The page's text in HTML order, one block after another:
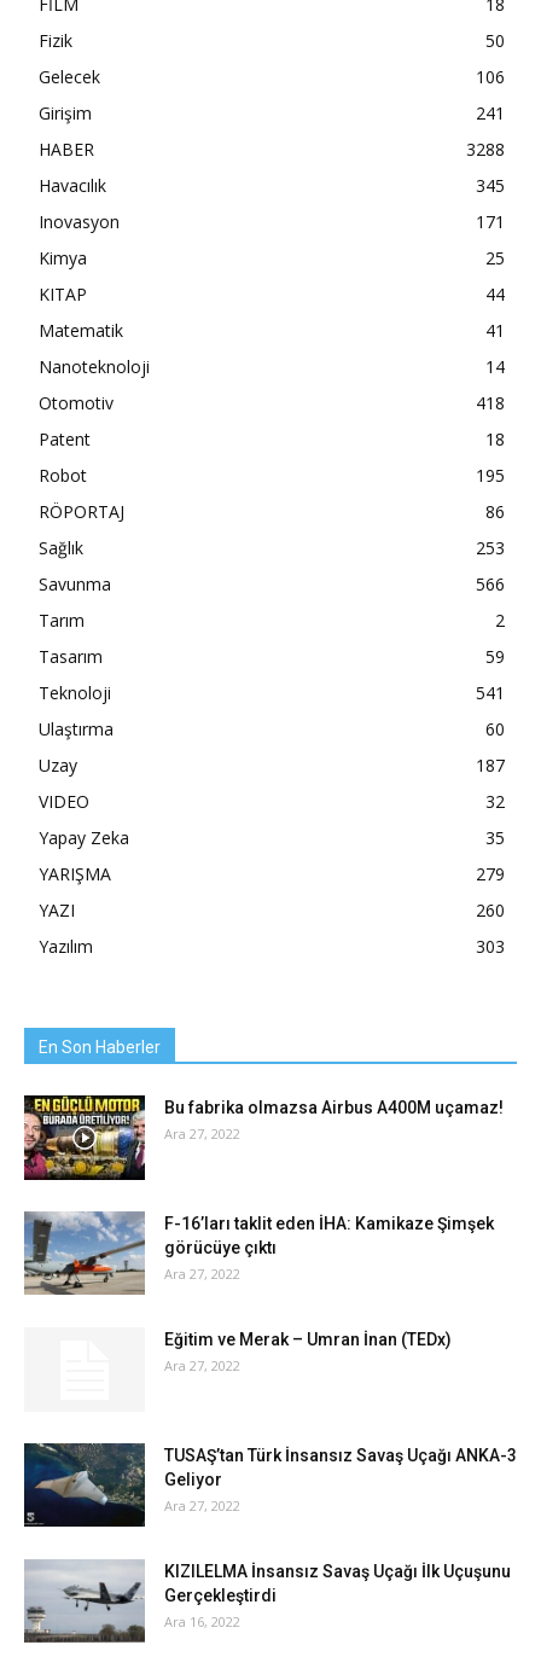
Fizik
50
Gelecek
106
Girişim
241
HABER
3288
Havacılık
345
Inovasyon
171
Kimya
25
KITAP
44
Matematik
41
Nanoteknoloji
14
Otomotiv
418
Patent
18
Robot
195
RÖPORTAJ
86
Sağlık
253
Savunma
566
Tarım
2
Tasarım
59
Teknoloji
541
Ulaştırma
60
Uzay
187
VIDEO
32
Yapay Zeka
35
YARIŞMA
279
YAZI
260
Yazılım
303
En Son Haberler
Bu fabrika olmazsa Airbus A400M uçamaz!
Ara 27, 2022
F-16’ları taklit eden İHA: Kamikaze Şimşek
görücüye çıktı
Ara 27, 2022
Eğitim ve Merak – Umran İnan (TEDx)
Ara 27, 2022
TUSAŞ’tan Türk İnsansız Savaş Uçağı ANKA-3
Geliyor
Ara 27, 2022
KIZILELMA İnsansız Savaş Uçağı İlk Uçuşunu
Gerçekleştirdi
Ara 16, 2022